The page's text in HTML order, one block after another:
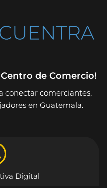
de Comercio!
conectar comerciantes,
en Guatemala.
Digital